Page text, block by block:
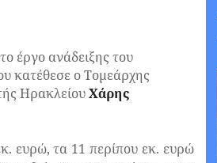
έργο ανάδειξης του
κατέθεσε ο Τομεάρχης
ΗρακλείουΧάρης
ευρώ, τα 11 περίπου εκ. ευρώ